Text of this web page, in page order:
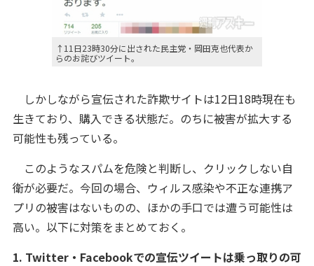
↑11日23時30分に出された民主党・岡田克也代表か
らのお詫びツイート。
しかしながら宣伝された詐欺サイトは12日18時現在も
生きており、購入できる状態だ。のちに被害が拡大する
可能性も残っている。
このようなスパムを危険と判断し、クリックしない自
衛が必要だ。今回の場合、ウィルス感染や不正な連携ア
プリの被害はないものの、ほかの手口では遭う可能性は
高い。以下に対策をまとめておく。
1. Twitter・Facebookでの宣伝ツイートは乗っ取りの可